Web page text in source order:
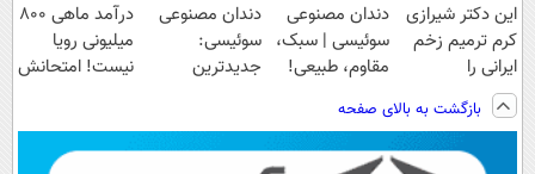
این دکتر شیرازی
کرم ترمیم زخم
ایرانی را
ساخت!!!
دندان مصنوعی
سوئیسی | سبک،
مقاوم، طبیعی!
رایگان+پرداخت
اقساطی😍
دندان مصنوعی
سوئیسی:
جدیدترین
پرداخت قسطی
درآمد ماهی 800
میلیونی رویا
نیست! امتحانش
بازگشت به بالای صفحه